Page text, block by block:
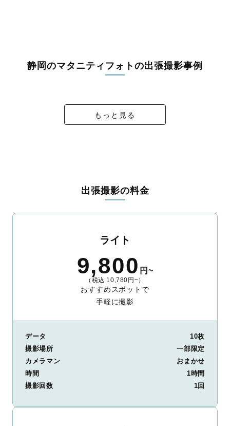
静岡のマタニティフォトの出張撮影事例
もっと見る
出張撮影の料金
ライト
9,800 円~
（税込 10,780円~）
おすすめスポットで
手軽に撮影
データ
10枚
撮影場所
一部限定
カメラマン
おまかせ
時間
1時間
撮影回数
1回